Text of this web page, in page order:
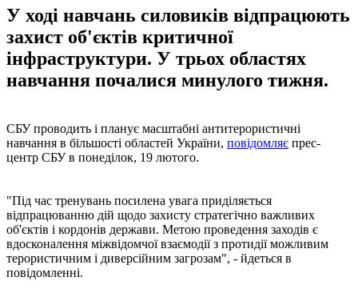
У ході навчань силовиків відпрацюють
захист об'єктів критичної
інфраструктури. У трьох областях
навчання почалися минулого тижня.
СБУ проводить і планує масштабні антитерористичні
навчання в більшості областей України, повідомляє прес-
центр СБУ в понеділок, 19 лютого.
"Під час тренувань посилена увага приділяється
відпрацюванню дій щодо захисту стратегічно важливих
об'єктів і кордонів держави. Метою проведення заходів є
вдосконалення міжвідомчої взаємодії з протидії можливим
терористичним і диверсійним загрозам", - йдеться в
повідомленні.